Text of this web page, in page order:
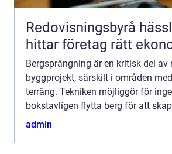
Redovisningsbyrå
hittar företag rätt
Bergsprängning är en kritisk del av
byggprojekt, särskilt i områden
terräng. Tekniken möjliggör för
bokstavligen flytta berg för att
infrastruktur och byggnader. Men
admin